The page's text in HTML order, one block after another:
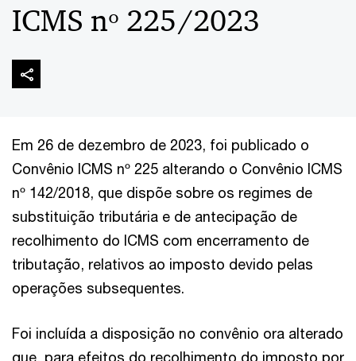
ICMS nº 225/2023
Em 26 de dezembro de 2023, foi publicado o
Convênio ICMS nº 225 alterando o Convênio ICMS
nº 142/2018, que dispõe sobre os regimes de
substituição tributária e de antecipação de
recolhimento do ICMS com encerramento de
tributação, relativos ao imposto devido pelas
operações subsequentes.
Foi incluída a disposição no convênio ora alterado
que, para efeitos do recolhimento do imposto por